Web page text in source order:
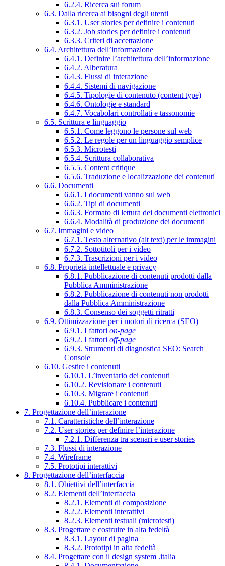
6.2.4. Ricerca sui forum
6.3. Dalla ricerca ai bisogni degli utenti
6.3.1. User stories per definire i contenuti
6.3.2. Job stories per definire i contenuti
6.3.3. Criteri di accettazione
6.4. Architettura dell’informazione
6.4.1. Definire l’architettura dell’informazione
6.4.2. Alberatura
6.4.3. Flussi di interazione
6.4.4. Sistemi di navigazione
6.4.5. Tipologie di contenuto (content type)
6.4.6. Ontologie e standard
6.4.7. Vocabolari controllati e tassonomie
6.5. Scrittura e linguaggio
6.5.1. Come leggono le persone sul web
6.5.2. Le regole per un linguaggio semplice
6.5.3. Microtesti
6.5.4. Scrittura collaborativa
6.5.5. Content critique
6.5.6. Traduzione e localizzazione dei contenuti
6.6. Documenti
6.6.1. I documenti vanno sul web
6.6.2. Tipi di documenti
6.6.3. Formato di lettura dei documenti elettronici
6.6.4. Modalità di produzione dei documenti
6.7. Immagini e video
6.7.1. Testo alternativo (alt text) per le immagini
6.7.2. Sottotitoli per i video
6.7.3. Trascrizioni per i video
6.8. Proprietà intellettuale e privacy
6.8.1. Pubblicazione di contenuti prodotti dalla
Pubblica Amministrazione
6.8.2. Pubblicazione di contenuti non prodotti
dalla Pubblica Amministrazione
6.8.3. Consenso dei soggetti ritratti
6.9. Ottimizzazione per i motori di ricerca (SEO)
6.9.1. I fattori on-page
6.9.2. I fattori off-page
6.9.3. Strumenti di diagnostica SEO: Search
Console
6.10. Gestire i contenuti
6.10.1. L’inventario dei contenuti
6.10.2. Revisionare i contenuti
6.10.3. Migrare i contenuti
6.10.4. Pubblicare i contenuti
7. Progettazione dell’interazione
7.1. Caratteristiche dell’interazione
7.2. User stories per definire l’interazione
7.2.1. Differenza tra scenari e user stories
7.3. Flussi di interazione
7.4. Wireframe
7.5. Prototipi interattivi
8. Progettazione dell’interfaccia
8.1. Obiettivi dell’interfaccia
8.2. Elementi dell’interfaccia
8.2.1. Elementi di composizione
8.2.2. Elementi interattivi
8.2.3. Elementi testuali (microtesti)
8.3. Progettare e costruire in alta fedeltà
8.3.1. Layout di pagina
8.3.2. Prototipi in alta fedeltà
8.4. Progettare con il design system .italia